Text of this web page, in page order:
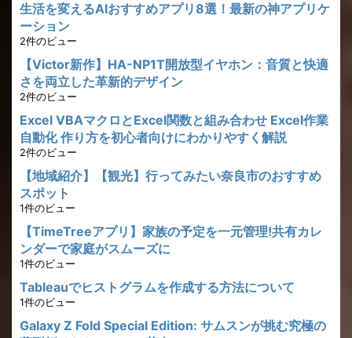
生活を変えるAIおすすめアプリ8選！最新の神アプリケ
ーション
2件のビュー
【Victor新作】HA-NP1T開放型イヤホン：音質と快適
さを両立した革新的デザイン
2件のビュー
Excel VBAマクロとExcel関数と組み合わせ Excel作業
自動化 作り方を初心者向けにわかりやすく解説
2件のビュー
【地域紹介】【観光】行ってみたい奈良市のおすすめ
スポット
1件のビュー
【TimeTreeアプリ】家族の予定を一元管理!共有カレ
ンダーで家庭がスムーズに
1件のビュー
Tableauでヒストグラムを作成する方法について
1件のビュー
Galaxy Z Fold Special Edition: サムスンが挑む究極の